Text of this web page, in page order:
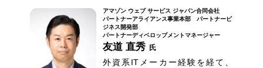
アマゾン ウェブ サービス ジャパン合同会社
パートナーアライアンス事業本部 パートナービ
ジネス開発部
パートナーディベロップメントマネージャー
友道 直秀 氏
外資系ITメーカー経験を経て、